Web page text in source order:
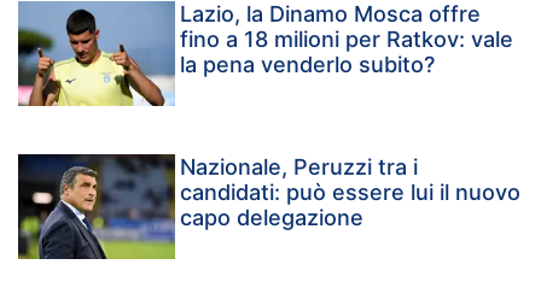
Lazio, la Dinamo Mosca offre
fino a 18 milioni per Ratkov: vale
la pena venderlo subito?
Nazionale, Peruzzi tra i
candidati: può essere lui il nuovo
capo delegazione